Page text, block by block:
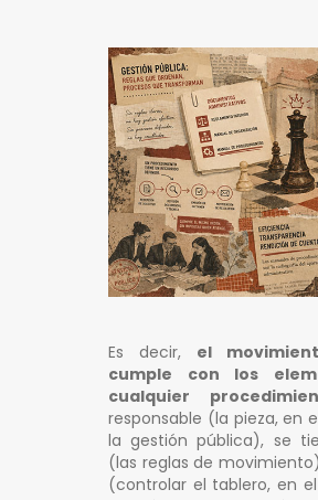
Es decir, el
cumple con los
cualquier
responsable (la pieza, en
la gestión pública), se
(las reglas de
(controlar el tablero, en